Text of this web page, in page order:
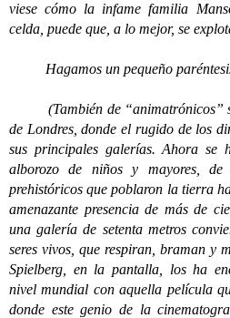
viese cómo la infame familia
celda, puede que, a lo mejor, se
Hagamos un pequeño
(También de “animatrónicos”
de Londres, donde el rugido de los
sus principales galerías. Ahora se
alborozo de niños y mayores, de
prehistóricos que poblaron la tierra
amenazante presencia de más de
una galería de setenta metros
seres vivos, que respiran, braman y
Spielberg, en la pantalla, los ha
nivel mundial con aquella película
donde este genio de la